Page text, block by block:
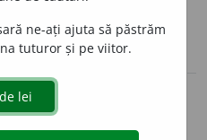
ne-ați ajuta să păstrăm
tuturor și pe viitor.